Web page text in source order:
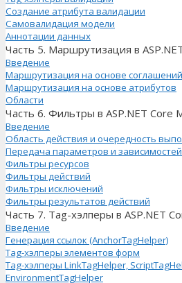
Создание атрибута валидации
Самовалидация модели
Аннотации данных
Часть 5. Маршрутизация в
Введение
Маршрутизация на основе соглашений
Маршрутизация на основе атрибутов
Области
Часть 6. Фильтры в ASP.NET Core
Введение
Область действия и очередность
Передача параметров и
Фильтры ресурсов
Фильтры действий
Фильтры исключений
Фильтры результатов действий
Часть 7. Tag-хэлперы в ASP.NET
Введение
Генерация ссылок (AnchorTagHelper)
Tag-хэлперы элементов форм
Tag-хэлперы LinkTagHelper,
EnvironmentTagHelper